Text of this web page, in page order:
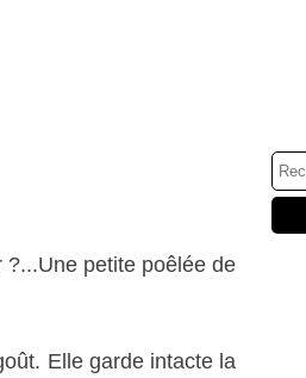
petite poêlée de
Elle garde intacte la